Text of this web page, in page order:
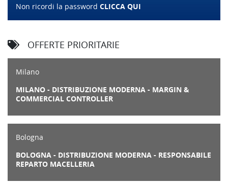
Non ricordi la password CLICCA QUI
OFFERTE PRIORITARIE
Milano
MILANO - DISTRIBUZIONE MODERNA - MARGIN &
COMMERCIAL CONTROLLER
Bologna
BOLOGNA - DISTRIBUZIONE MODERNA - RESPONSABILE
REPARTO MACELLERIA